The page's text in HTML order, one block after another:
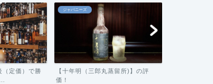
定価）で勝
ジャパニーズ
【十年明（三郎丸蒸留所)】の評
価！